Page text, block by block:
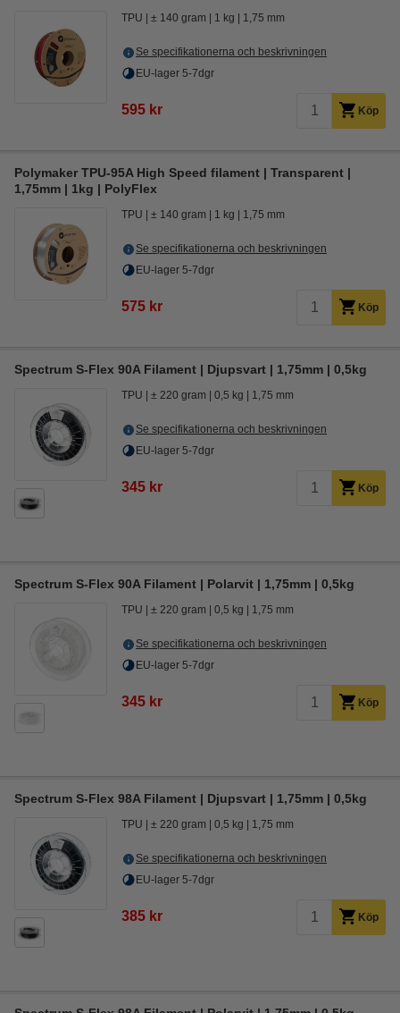
TPU ± 140 gram 1 kg 1,75 mm
Se specifikationerna och beskrivningen
EU-lager 5-7dgr
595 kr Köp
Polymaker TPU-95A High Speed filament | Transparent |
1,75mm | 1kg | PolyFlex
TPU ± 140 gram 1 kg 1,75 mm
Se specifikationerna och beskrivningen
EU-lager 5-7dgr
575 kr Köp
Spectrum S-Flex 90A Filament | Djupsvart | 1,75mm | 0,5kg
TPU ± 220 gram 0,5 kg 1,75 mm
Se specifikationerna och beskrivningen
EU-lager 5-7dgr
345 kr Köp
Spectrum S-Flex 90A Filament | Polarvit | 1,75mm | 0,5kg
TPU ± 220 gram 0,5 kg 1,75 mm
Se specifikationerna och beskrivningen
EU-lager 5-7dgr
345 kr Köp
Spectrum S-Flex 98A Filament | Djupsvart | 1,75mm | 0,5kg
TPU ± 220 gram 0,5 kg 1,75 mm
Se specifikationerna och beskrivningen
EU-lager 5-7dgr
385 kr Köp